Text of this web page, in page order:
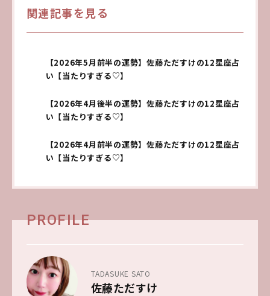
関連記事を見る
【2026年5月前半の運勢】佐藤ただすけの12星座占
い【当たりすぎる♡】
【2026年4月後半の運勢】佐藤ただすけの12星座占
い【当たりすぎる♡】
【2026年4月前半の運勢】佐藤ただすけの12星座占
い【当たりすぎる♡】
PROFILE
TADASUKE SATO
佐藤ただすけ